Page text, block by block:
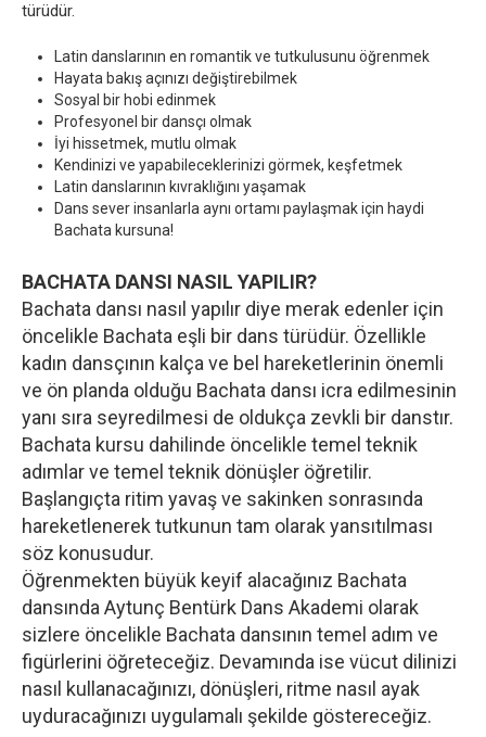
türüdür.
Latin danslarının en romantik ve tutkulusunu öğrenmek
Hayata bakış açınızı değiştirebilmek
Sosyal bir hobi edinmek
Profesyonel bir dansçı olmak
İyi hissetmek, mutlu olmak
Kendinizi ve yapabileceklerinizi görmek, keşfetmek
Latin danslarının kıvraklığını yaşamak
Dans sever insanlarla aynı ortamı paylaşmak için haydi
Bachata kursuna!
BACHATA DANSI NASIL YAPILIR?
Bachata dansı nasıl yapılır diye merak edenler için
öncelikle Bachata eşli bir dans türüdür. Özellikle
kadın dansçının kalça ve bel hareketlerinin önemli
ve ön planda olduğu Bachata dansı icra edilmesinin
yanı sıra seyredilmesi de oldukça zevkli bir danstır.
Bachata kursu dahilinde öncelikle temel teknik
adımlar ve temel teknik dönüşler öğretilir.
Başlangıçta ritim yavaş ve sakinken sonrasında
hareketlenerek tutkunun tam olarak yansıtılması
söz konusudur.
Öğrenmekten büyük keyif alacağınız Bachata
dansında Aytunç Bentürk Dans Akademi olarak
sizlere öncelikle Bachata dansının temel adım ve
figürlerini öğreteceğiz. Devamında ise vücut dilinizi
nasıl kullanacağınızı, dönüşleri, ritme nasıl ayak
uyduracağınızı uygulamalı şekilde göstereceğiz.